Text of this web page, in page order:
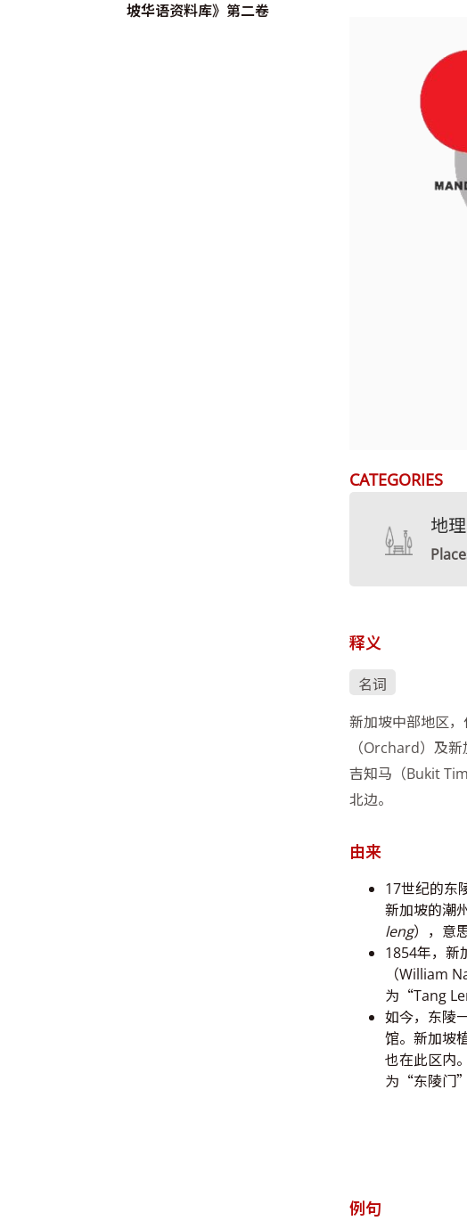
坡华语资料库》第二卷
CATEGORIES
地
释义
名词
新加坡中部地区
（Orchard）及
吉知马（Bukit
北边。
由来
17世纪的东
新加坡的潮
leng），意
1854年，新
（William
为“Tang
如今，东陵
馆。新加坡
也在此区内
为“东陵门”
例句